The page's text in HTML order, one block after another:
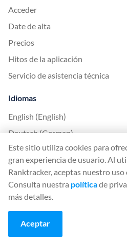
Acceder
Date de alta
Precios
Hitos de la aplicación
Servicio de asistencia técnica
Idiomas
English (English)
Deutsch (German)
Español (Spanish)
Français (French)
Italiano (Italian)
日本語 (Japanese)
Nederlands (Nederlands)
Polski (Polish)
Este sitio utiliza cookies para
gran experiencia de usuario. Al
Ranktracker, aceptas nuestro uso
Consulta nuestra políticade
más detalles.
Aceptar